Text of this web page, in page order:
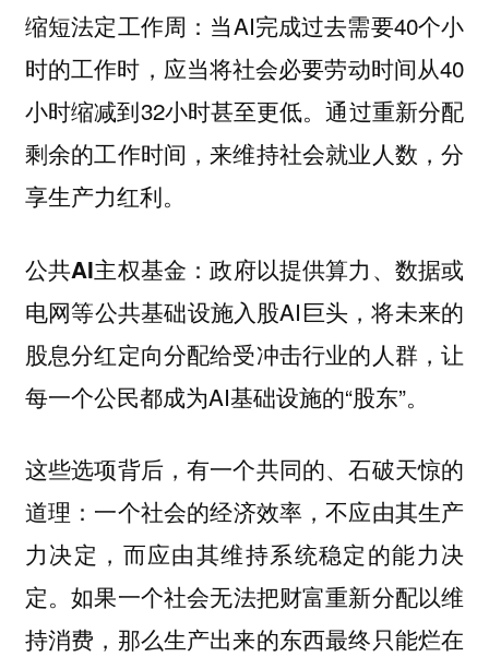
缩短法定工作周 ：当AI完成过去需要40个小
时的工作时，应当将社会必要劳动时间从40
小时缩减到32小时甚至更低。通过重新分配
剩余的工作时间，来维持社会就业人数，分
享生产力红利。
公共AI主权基金 ：政府以提供算力、数据或
电网等公共基础设施入股AI巨头，将未来的
股息分红定向分配给受冲击行业的人群，让
每一个公民都成为AI基础设施的“股东”。
这些选项背后，有一个共同的、石破天惊的
道理： 一个社会的经济效率，不应由其生产
力决定，而应由其维持系统稳定的能力决
定。如果一个社会无法把财富重新分配以维
持消费，那么生产出来的东西最终只能烂在